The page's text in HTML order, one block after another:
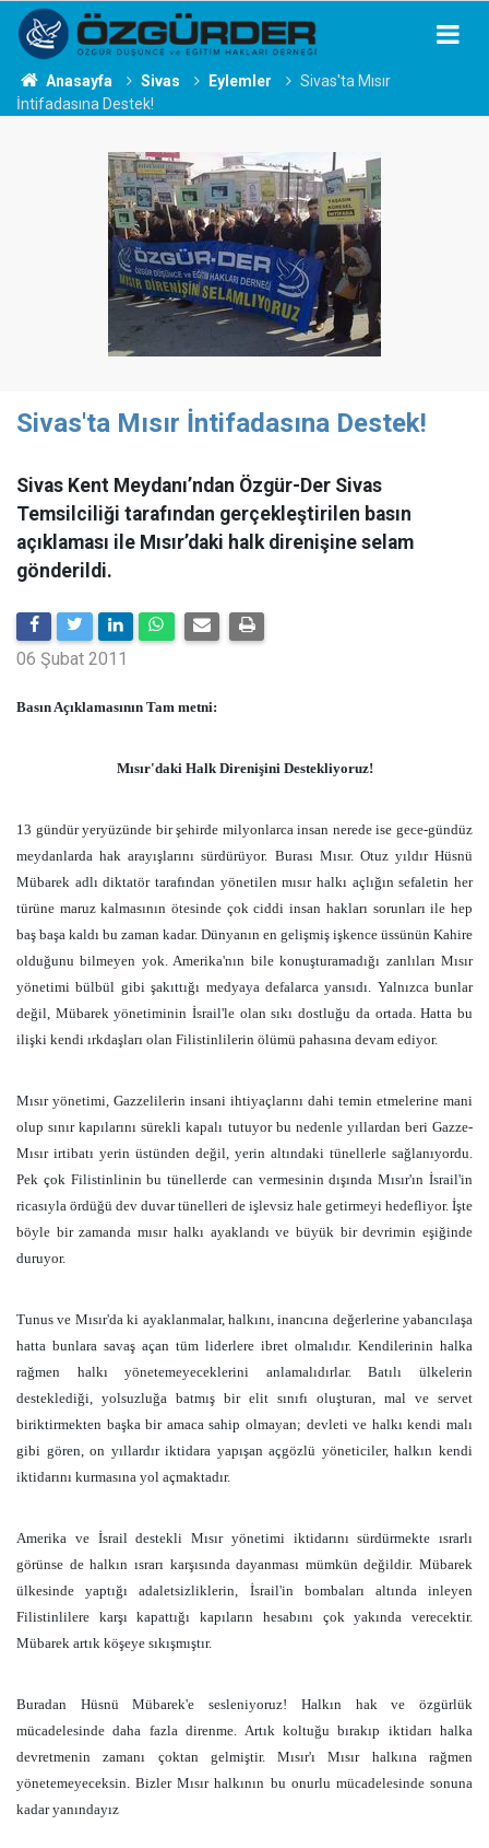
Anasayfa Sivas Eylemler
Sivas'ta Mısır
İntifadasına Destek!
Sivas'ta Mısır İntifadasına Destek!
Sivas Kent Meydanı’ndan Özgür-Der Sivas
Temsilciliği tarafından gerçekleştirilen basın
açıklaması ile Mısır’daki halk direnişine selam
gönderildi.
06 Şubat 2011
Basın Açıklamasının Tam metni:
Mısır'daki Halk Direnişini Destekliyoruz!
13 gündür yeryüzünde bir şehirde milyonlarca insan nerede ise gece-gündüz
meydanlarda hak arayışlarını sürdürüyor. Burası Mısır. Otuz yıldır Hüsnü
Mübarek adlı diktatör tarafından yönetilen mısır halkı açlığın sefaletin her
türüne maruz kalmasının ötesinde çok ciddi insan hakları sorunları ile hep
baş başa kaldı bu zaman kadar. Dünyanın en gelişmiş işkence üssünün Kahire
olduğunu bilmeyen yok. Amerika'nın bile konuşturamadığı zanlıları Mısır
yönetimi bülbül gibi şakıttığı medyaya defalarca yansıdı. Yalnızca bunlar
değil, Mübarek yönetiminin İsrail'le olan sıkı dostluğu da ortada. Hatta bu
ilişki kendi ırkdaşları olan Filistinlilerin ölümü pahasına devam ediyor.
Mısır yönetimi, Gazzelilerin insani ihtiyaçlarını dahi temin etmelerine mani
olup sınır kapılarını sürekli kapalı tutuyor bu nedenle yıllardan beri Gazze-
Mısır irtibatı yerin üstünden değil, yerin altındaki tünellerle sağlanıyordu.
Pek çok Filistinlinin bu tünellerde can vermesinin dışında Mısır'ın İsrail'in
ricasıyla ördüğü dev duvar tünelleri de işlevsiz hale getirmeyi hedefliyor. İşte
böyle bir zamanda mısır halkı ayaklandı ve büyük bir devrimin eşiğinde
duruyor.
Tunus ve Mısır'da ki ayaklanmalar, halkını, inancına değerlerine yabancılaşa
hatta bunlara savaş açan tüm liderlere ibret olmalıdır. Kendilerinin halka
rağmen halkı yönetemeyeceklerini anlamalıdırlar. Batılı ülkelerin
desteklediği, yolsuzluğa batmış bir elit sınıfı oluşturan, mal ve servet
biriktirmekten başka bir amaca sahip olmayan; devleti ve halkı kendi malı
gibi gören, on yıllardır iktidara yapışan açgözlü yöneticiler, halkın kendi
iktidarını kurmasına yol açmaktadır.
Amerika ve İsrail destekli Mısır yönetimi iktidarını sürdürmekte ısrarlı
görünse de halkın ısrarı karşısında dayanması mümkün değildir. Mübarek
ülkesinde yaptığı adaletsizliklerin, İsrail'in bombaları altında inleyen
Filistinlilere karşı kapattığı kapıların hesabını çok yakında verecektir.
Mübarek artık köşeye sıkışmıştır.
Buradan Hüsnü Mübarek'e sesleniyoruz! Halkın hak ve özgürlük
mücadelesinde daha fazla direnme. Artık koltuğu bırakıp iktidarı halka
devretmenin zamanı çoktan gelmiştir. Mısır'ı Mısır halkına rağmen
yönetemeyeceksin. Bizler Mısır halkının bu onurlu mücadelesinde sonuna
kadar yanındayız